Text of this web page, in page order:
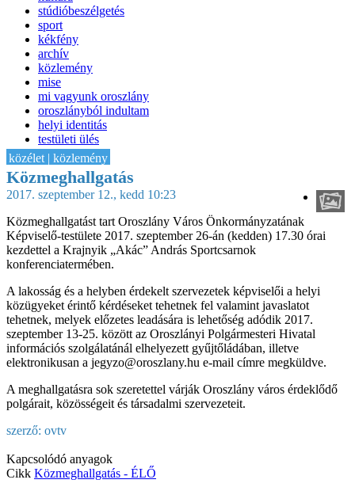
stúdióbeszélgetés
sport
kékfény
archív
közlemény
mise
mi vagyunk oroszlány
oroszlányból indultam
helyi identitás
testületi ülés
IT-HON
közélet | közlemény
Közmeghallgatás
2017. szeptember 12., kedd 10:23
Közmeghallgatást tart Oroszlány Város Önkormányzatának
Képviselő-testülete 2017. szeptember 26-án (kedden) 17.30 órai
kezdettel a Krajnyik „Akác” András Sportcsarnok
konferenciatermében.
A lakosság és a helyben érdekelt szervezetek képviselői a helyi
közügyeket érintő kérdéseket tehetnek fel valamint javaslatot
tehetnek, melyek előzetes leadására is lehetőség adódik 2017.
szeptember 13-25. között az Oroszlányi Polgármesteri Hivatal
információs szolgálatánál elhelyezett gyűjtőládában, illetve
elektronikusan a jegyzo@oroszlany.hu e-mail címre megküldve.
A meghallgatásra sok szeretettel várják Oroszlány város érdeklődő
polgárait, közösségeit és társadalmi szervezeteit.
szerző: ovtv
Kapcsolódó anyagok
Cikk Közmeghallgatás - ÉLŐ